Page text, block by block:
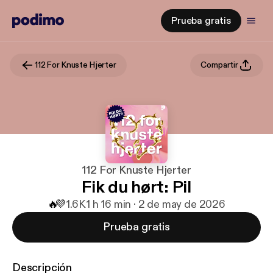
Prueba gratis
112 For Knuste Hjerter Compartir
112 For Knuste Hjerter
Fik du hørt: Pil
🔥💜1.6K1 h 16 min · 2 de may de 2026
Prueba gratis
Descripción